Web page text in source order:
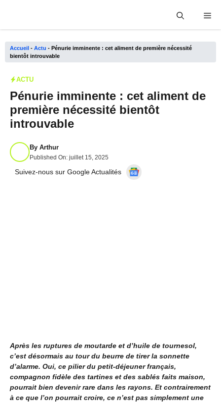
Accueil - Actu - Pénurie imminente : cet aliment de première nécessité
bientôt introuvable
ACTU
Pénurie imminente : cet aliment de
première nécessité bientôt
introuvable
By Arthur
Published On: juillet 15, 2025
Suivez-nous sur Google Actualités
Après les ruptures de moutarde et d’huile de tournesol,
c’est désormais au tour du beurre de tirer la sonnette
d’alarme. Oui, ce pilier du petit-déjeuner français,
compagnon fidèle des tartines et des sablés faits maison,
pourrait bien devenir rare dans les rayons. Et contrairement
à ce que l’on pourrait croire, ce n’est pas simplement une